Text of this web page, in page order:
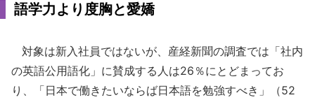
語学力より度胸と愛嬌
対象は新入社員ではないが、産経新聞の調査では「社内
の英語公用語化」に賛成する人は26％にとどまってお
り、「日本で働きたいならば日本語を勉強すべき」（52